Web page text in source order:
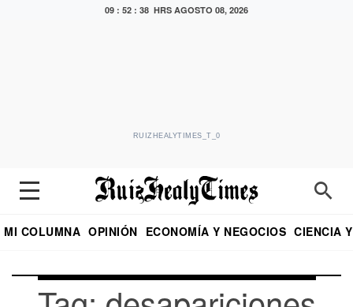
09 : 52 : 39 HRS AGOSTO 08, 2026
RUIZHEALYTIMES_T_0
MI COLUMNA OPINIÓN ECONOMÍA Y NEGOCIOS CIENCIA